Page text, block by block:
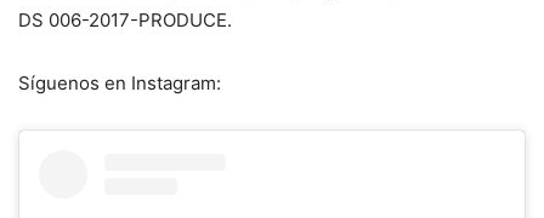
DS 006-2017-PRODUCE.
Síguenos en Instagram: